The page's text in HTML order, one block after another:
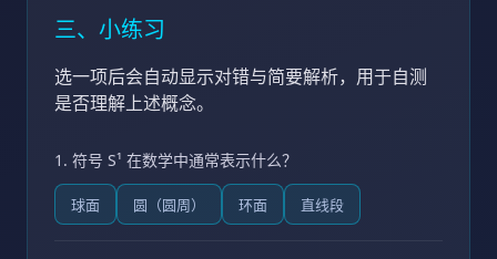
三、小练习
选一项后会自动显示对错与简要解析，用于自测
是否理解上述概念。
1. 符号 S¹ 在数学中通常表示什么？
球面 圆（圆周） 环面 直线段